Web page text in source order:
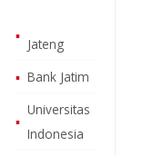
▪
Jateng
▪ Bank Jatim
▪
Universitas
Indonesia